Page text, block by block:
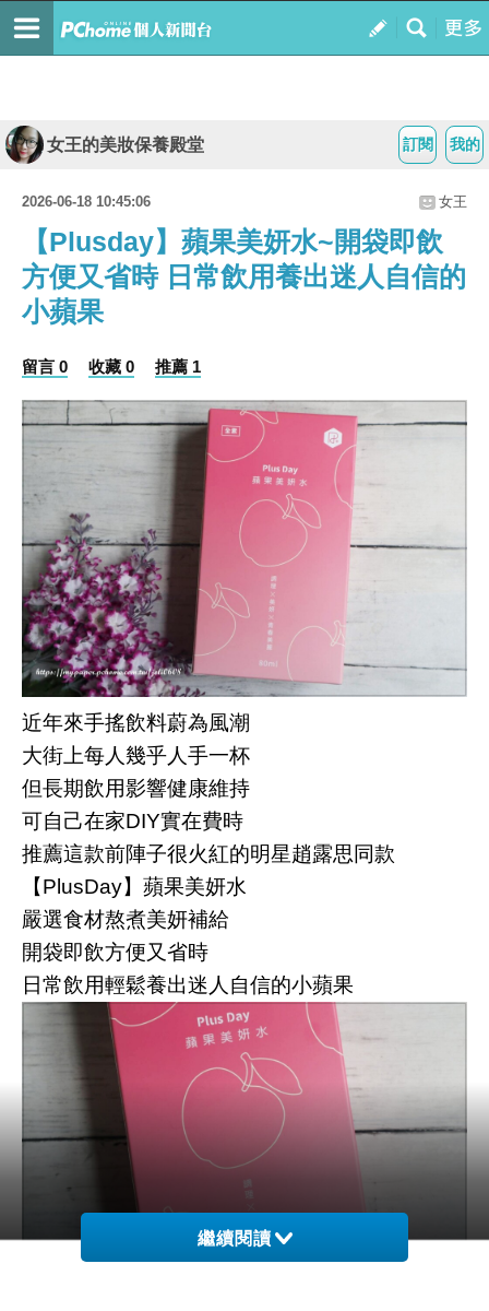
我的
訂閱
女王的美妝保養殿堂
2026-06-18 10:45:06 女王
【Plusday】蘋果美妍水~開袋即飲
方便又省時 日常飲用養出迷人自信的
小蘋果
留言 0 收藏 0 推薦 1
近年來手搖飲料蔚為風潮
大街上每人幾乎人手一杯
但長期飲用影響健康維持
可自己在家DIY實在費時
推薦這款前陣子很火紅的明星趙露思同款
【PlusDay】蘋果美妍水
嚴選食材熬煮美妍補給
開袋即飲方便又省時
日常飲用輕鬆養出迷人自信的小蘋果
繼續閱讀